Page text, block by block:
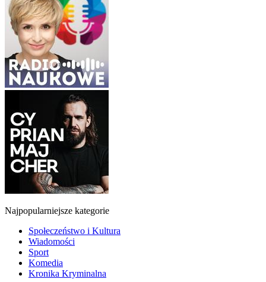
Najpopularniejsze kategorie
Społeczeństwo i Kultura
Wiadomości
Sport
Komedia
Kronika Kryminalna